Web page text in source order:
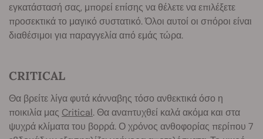
εγκατάστασή σας, μπορεί επίσης να θέλετε να επιλέξετε
προσεκτικά το μαγικό συστατικό. Όλοι αυτοί οι σπόροι είναι
διαθέσιμοι για παραγγελία από εμάς τώρα.
CRITICAL
Θα βρείτε λίγα φυτά κάνναβης τόσο ανθεκτικά όσο η
ποικιλία μας Critical. Θα αναπτυχθεί καλά ακόμα και στα
ψυχρά κλίματα του βορρά. Ο χρόνος ανθοφορίας περίπου 7